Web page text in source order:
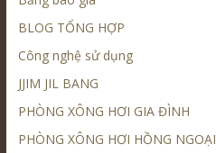
BLOG TỔNG HỢP
Công nghệ sử dụng
JJIM JIL BANG
PHÒNG XÔNG HƠI GIA ĐÌNH
PHÒNG XÔNG HƠI HỒNG NGOẠI